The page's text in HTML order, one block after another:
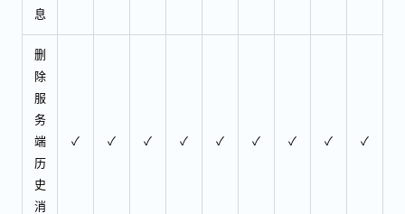
息
删
除
服
务
端
历
史
消
✓ ✓ ✓ ✓ ✓ ✓ ✓ ✓ ✓